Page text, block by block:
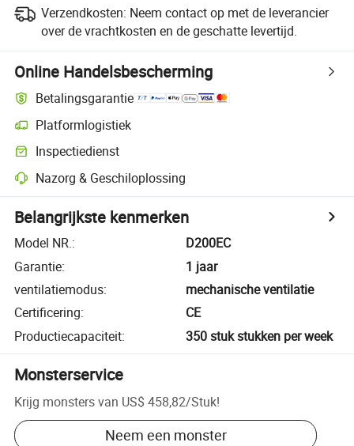
Verzendkosten: Neem contact op met de leverancier
over de vrachtkosten en de geschatte levertijd.
Online Handelsbescherming
Betalingsgarantie
Platformlogistiek
Inspectiedienst
Nazorg & Geschiloplossing
Belangrijkste kenmerken
Model NR.:
D200EC
Garantie:
1 jaar
ventilatiemodus:
mechanische ventilatie
Certificering:
CE
Productiecapaciteit: 350 stuk stukken per week
Monsterservice
Krijg monsters van US$ 458,82/Stuk!
Neem een monster